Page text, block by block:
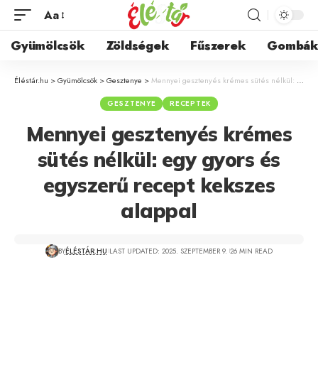
Aa
Gyümölcsök Zöldségek Fűszerek Gombák
Éléstár.hu >Gyümölcsök >Gesztenye >Mennyei gesztenyés krémes sütés nélkül: egy gyors és egyszerű recept kekszes alappal
GESZTENYE RECEPTEK
Mennyei gesztenyés krémes
sütés nélkül: egy gyors és
egyszerű recept kekszes
alappal
BYÉLÉSTÁR.HU LAST UPDATED: 2025. SZEPTEMBER 9. 26 MIN READ